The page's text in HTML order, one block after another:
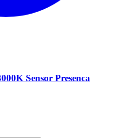
Sensor Presenca